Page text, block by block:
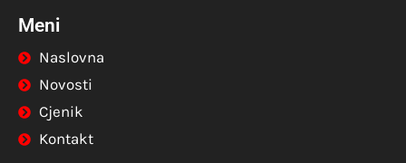
Meni
Naslovna
Novosti
Cjenik
Kontakt